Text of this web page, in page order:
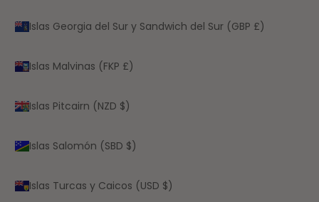
Islas Georgia del Sur y Sandwich del Sur (GBP £)
Islas Malvinas (FKP £)
Islas Pitcairn (NZD $)
Islas Salomón (SBD $)
Islas Turcas y Caicos (USD $)